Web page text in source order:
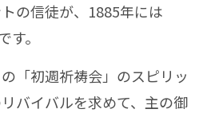
の信徒が、1885年には
。
「初週祈祷会」のスピリッ
バイバルを求めて、主の御